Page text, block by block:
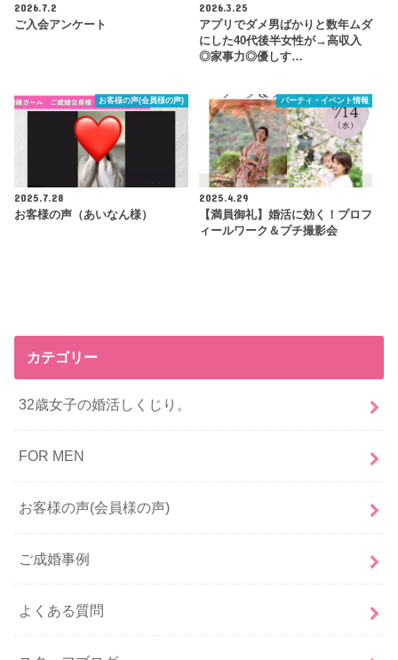
2026.7.2
ご入会アンケート
2026.3.25
アプリでダメ男ばかりと数年ムダ
にした40代後半女性が→高収入
◎家事力◎優しす…
お客様の声(会員様の声)
2025.7.28
お客様の声（あいなん様）
パーティ・イベント情報
2025.4.29
【満員御礼】婚活に効く！プロフ
ィールワーク＆プチ撮影会
カテゴリー
32歳女子の婚活しくじり。
FOR MEN
お客様の声(会員様の声)
ご成婚事例
よくある質問